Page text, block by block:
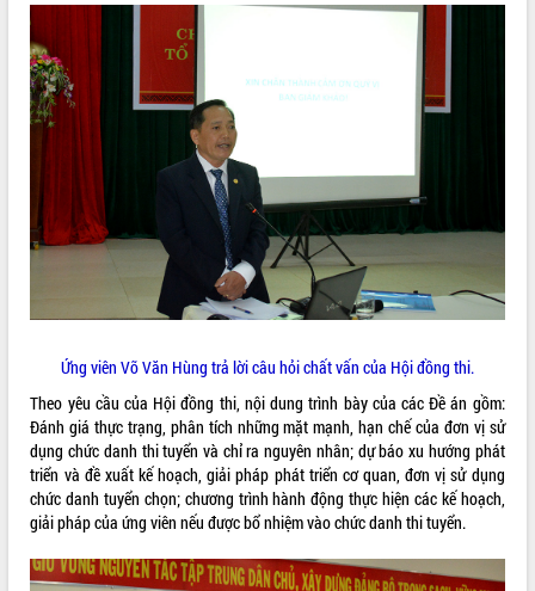
VIDEO
Loading the player...
Khám bệnh, cấp phát thuốc miễn phí
và tặng quà người dân xã Cư Pui
Hội nghị UBND tỉnh Đắk Lắk thường kỳ
tháng 7/2026
Lễ truy tặng danh hiệu “Bà Mẹ Việt
Nam Anh hùng” và trao Huân chương
UBND tỉnh Đắk Lắk triển khai nhiệm
Kỳ họp thứ Hai, Hội đồng nhân dân
tỉnh khóa XI quyết nghị nhiều nội dung
quan trọng
Bí thư Tỉnh ủy Lương Nguyễn Minh
Triết thăm, tặng quà người có công với
cách mạng
Rà soát, hoàn thiện hệ thống thiết chế
văn hóa, thể thao đáp ứng yêu cầu
phát triển mới
ALBUM ẢNH
LIÊN KẾT WEB
Ứng viên Võ Văn Hùng trả lời câu hỏi chất vấn của Hội đồng thi.
Theo yêu cầu của Hội đồng thi, nội dung trình bày của các Đề án gồm:
Đánh giá thực trạng, phân tích những mặt mạnh, hạn chế của đơn vị sử
dụng chức danh thi tuyển và chỉ ra nguyên nhân; dự báo xu hướng phát
triển và đề xuất kế hoạch, giải pháp phát triển cơ quan, đơn vị sử dụng
chức danh tuyển chọn; chương trình hành động thực hiện các kế hoạch,
giải pháp của ứng viên nếu được bổ nhiệm vào chức danh thi tuyển.